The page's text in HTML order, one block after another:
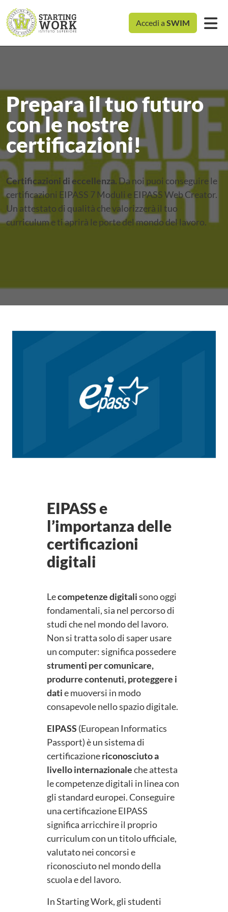
Accedi a SWIM
Prepara il tuo futuro
con le nostre
certificazioni!
Certificazioni di eccellenza. Da noi puoi conseguire le
certificazioni EIPASS 7 Moduli e EIPASS Web Creator.
Un attestato di qualità che valorizzerà il tuo
curriculum e ti aprirà le porte del mondo del lavoro.
EIPASS e
l’importanza delle
certificazioni
digitali
Lecompetenze digitalisono oggi
fondamentali, sia nel percorso di
studi che nel mondo del lavoro.
Non si tratta solo di saper usare
un computer: significa possedere
strumenti per comunicare,
produrre contenuti, proteggere i
datie muoversi in modo
consapevole nello spazio digitale.
EIPASS (European Informatics
Passport) è un sistema di
certificazionericonosciuto a
livello internazionaleche attesta
le competenze digitali in linea con
gli standard europei. Conseguire
una certificazione EIPASS
significa arricchire il proprio
curriculum con un titolo ufficiale,
valutato nei concorsi e
riconosciuto nel mondo della
scuola e del lavoro.
In Starting Work, gli studenti